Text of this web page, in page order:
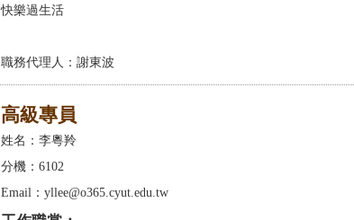
快樂過生活
職務代理人：謝東波
高級專員
姓名：李粵羚
分機：6102
Email：yllee@o365.cyut.edu.tw